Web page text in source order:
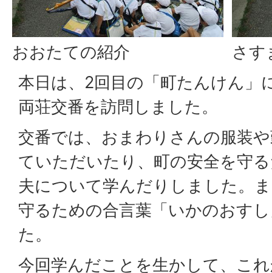
おおたての紹介
さす
本日は、2回目の「町たんけん」
両荘交番を訪問しました。
交番では、おまわりさんの服装
ていただいたり、町の安全を守
夫について学んだりしました。
守るための合言葉「いかのおす
た。
今回学んだことを生かして、こ